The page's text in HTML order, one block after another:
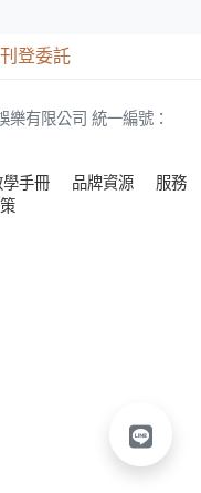
登委託
有限公司 統一編號：
學手冊 品牌資源
服務